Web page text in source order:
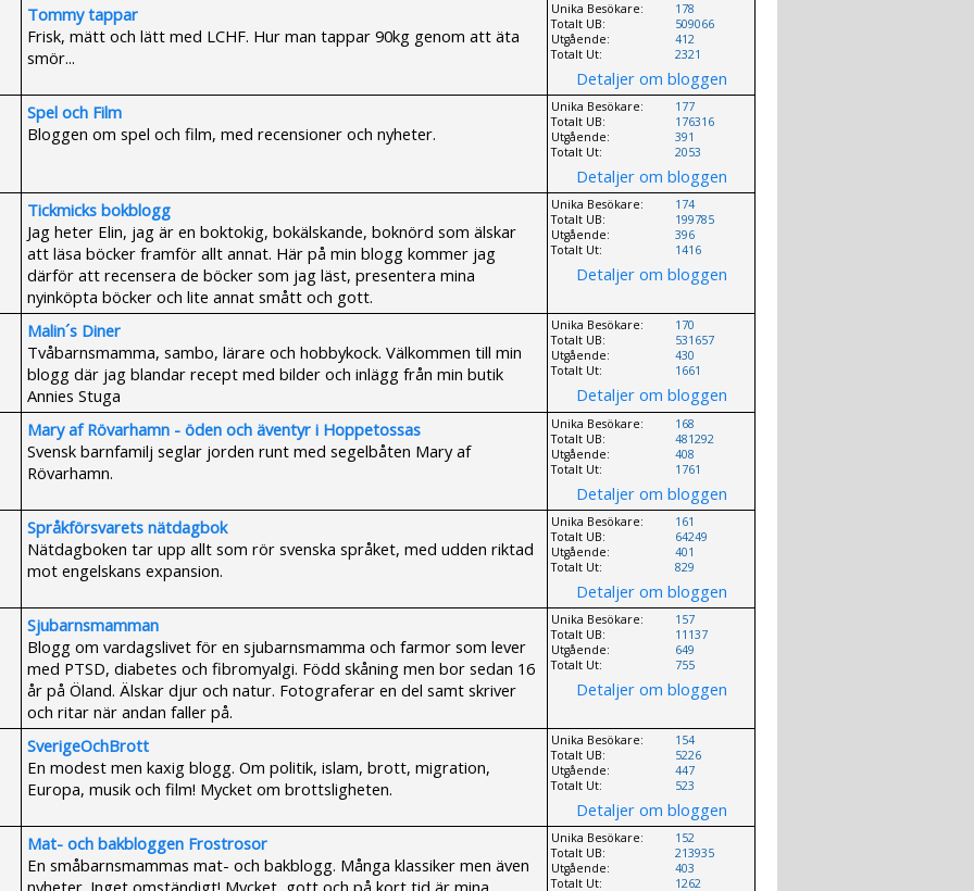
Tommy tappar
Frisk, mätt och lätt med LCHF. Hur man tappar 90kg genom att äta
smör...
Unika Besökare:
Totalt UB:
Utgående:
Totalt Ut:
178
509066
412
2321
Detaljer om bloggen
Spel och Film
Bloggen om spel och film, med recensioner och nyheter.
Unika Besökare:
Totalt UB:
Utgående:
Totalt Ut:
177
176316
391
2053
Detaljer om bloggen
Tickmicks bokblogg
Jag heter Elin, jag är en boktokig, bokälskande, boknörd som älskar
att läsa böcker framför allt annat. Här på min blogg kommer jag
därför att recensera de böcker som jag läst, presentera mina
nyinköpta böcker och lite annat smått och gott.
Unika Besökare:
Totalt UB:
Utgående:
Totalt Ut:
174
199785
396
1416
Detaljer om bloggen
Malin´s Diner
Tvåbarnsmamma, sambo, lärare och hobbykock. Välkommen till min
blogg där jag blandar recept med bilder och inlägg från min butik
Annies Stuga
Unika Besökare:
Totalt UB:
Utgående:
Totalt Ut:
170
531657
430
1661
Detaljer om bloggen
Mary af Rövarhamn - öden och äventyr i Hoppetossas
Svensk barnfamilj seglar jorden runt med segelbåten Mary af
Rövarhamn.
Unika Besökare:
Totalt UB:
Utgående:
Totalt Ut:
168
481292
408
1761
Detaljer om bloggen
Språkförsvarets nätdagbok
Nätdagboken tar upp allt som rör svenska språket, med udden riktad
mot engelskans expansion.
Unika Besökare:
Totalt UB:
Utgående:
Totalt Ut:
161
64249
401
829
Detaljer om bloggen
Sjubarnsmamman
Blogg om vardagslivet för en sjubarnsmamma och farmor som lever
med PTSD, diabetes och fibromyalgi. Född skåning men bor sedan 16
år på Öland. Älskar djur och natur. Fotograferar en del samt skriver
och ritar när andan faller på.
Unika Besökare:
Totalt UB:
Utgående:
Totalt Ut:
157
11137
649
755
Detaljer om bloggen
SverigeOchBrott
En modest men kaxig blogg. Om politik, islam, brott, migration,
Europa, musik och film! Mycket om brottsligheten.
Unika Besökare:
Totalt UB:
Utgående:
Totalt Ut:
154
5226
447
523
Detaljer om bloggen
Mat- och bakbloggen Frostrosor
En småbarnsmammas mat- och bakblogg. Många klassiker men även
nyheter. Inget omständigt! Mycket, gott och på kort tid är mina
Unika Besökare:
Totalt UB:
Utgående:
Totalt Ut:
152
213935
403
1262